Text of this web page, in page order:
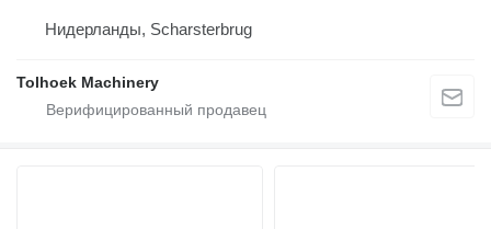
Нидерланды, Scharsterbrug
Tolhoek Machinery